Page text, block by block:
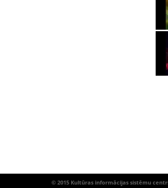
© 2015 Kultūras informācijas sistēmu